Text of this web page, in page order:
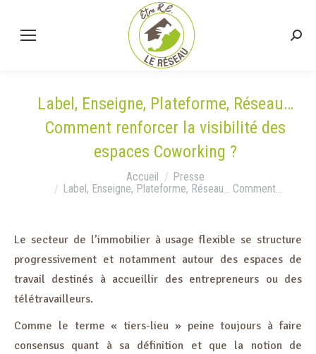
Label, Enseigne, Plateforme, Réseau…
Comment renforcer la visibilité des
espaces Coworking ?
Accueil
Presse
Label, Enseigne, Plateforme, Réseau… Comment…
Le secteur de l’immobilier à usage flexible se structure
progressivement et notamment autour des espaces de
travail destinés à accueillir des entrepreneurs ou des
télétravailleurs.
Comme le terme « tiers-lieu » peine toujours à faire
consensus quant à sa définition et que la notion de